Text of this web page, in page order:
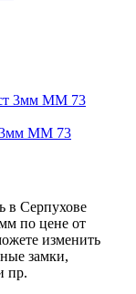
3мм ММ 73
в Серпухове
по цене от
изменить
замки,
пр.